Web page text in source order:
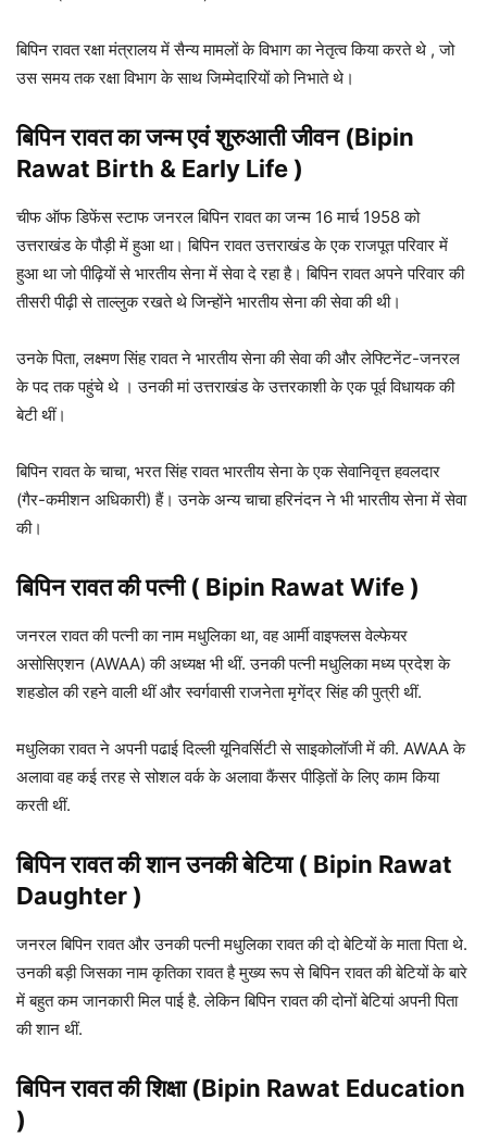
बिपिन रावत रक्षा मंत्रालय में सैन्य मामलों के विभाग का नेतृत्व किया करते थे , जो
उस समय तक रक्षा विभाग के साथ जिम्मेदारियों को निभाते थे।
बिपिन रावत का जन्म एवं शुरुआती जीवन (Bipin
Rawat Birth & Early Life )
चीफ ऑफ डिफेंस स्टाफ जनरल बिपिन रावत का जन्म 16 मार्च 1958 को
उत्तराखंड के पौड़ी में हुआ था। बिपिन रावत उत्तराखंड के एक राजपूत परिवार में
हुआ था जो पीढ़ियों से भारतीय सेना में सेवा दे रहा है। बिपिन रावत अपने परिवार की
तीसरी पीढ़ी से ताल्लुक रखते थे जिन्होंने भारतीय सेना की सेवा की थी।
उनके पिता, लक्ष्मण सिंह रावत ने भारतीय सेना की सेवा की और लेफ्टिनेंट-जनरल
के पद तक पहुंचे थे । उनकी मां उत्तराखंड के उत्तरकाशी के एक पूर्व विधायक की
बेटी थीं।
बिपिन रावत के चाचा, भरत सिंह रावत भारतीय सेना के एक सेवानिवृत्त हवलदार
(गैर-कमीशन अधिकारी) हैं। उनके अन्य चाचा हरिनंदन ने भी भारतीय सेना में सेवा
की।
बिपिन रावतकी पत्नी ( Bipin Rawat Wife )
जनरल रावत की पत्नी का नाम मधुलिका था, वह आर्मी वाइफ्लस वेल्फेयर
असोसिएशन (AWAA) की अध्यक्ष भी थीं. उनकी पत्नी मधुलिका मध्य प्रदेश के
शहडोल की रहने वाली थीं और स्वर्गवासी राजनेता मृगेंद्र सिंह की पुत्री थीं.
मधुलिका रावत ने अपनी पढाई दिल्ली यूनिवर्सिटी से साइकोलॉजी में की. AWAA के
अलावा वह कई तरह से सोशल वर्क के अलावा कैंसर पीड़ितों के लिए काम किया
करती थीं.
बिपिन रावतकी शान उनकी बेटिया ( Bipin Rawat
Daughter )
जनरल बिपिन रावत और उनकी पत्नी मधुलिका रावत की दो बेटियों के माता पिता थे.
उनकी बड़ी जिसका नाम कृतिका रावत है मुख्य रूप से बिपिन रावत की बेटियों के बारे
में बहुत कम जानकारी मिल पाई है. लेकिन बिपिन रावत की दोनों बेटियां अपनी पिता
की शान थीं.
बिपिन रावत कीशिक्षा (Bipin Rawat Education
)